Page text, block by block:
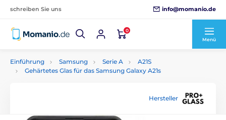
schreiben Sie uns info@momanio.de
0
Menü
Einführung Samsung Serie A
A21S
Gehärtetes Glas für das Samsung Galaxy A21s
Hersteller